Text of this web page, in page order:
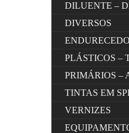
DILUENTE –
DIVERSOS
PLÁSTICOS –
PRIMÁRIOS –
TINTAS EM
VERNIZES